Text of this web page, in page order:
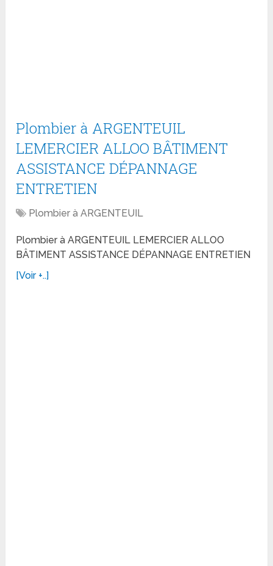
Plombier à ARGENTEUIL
LEMERCIER ALLOO BÂTIMENT
ASSISTANCE DÉPANNAGE
ENTRETIEN
Plombier à ARGENTEUIL
Plombier à ARGENTEUIL LEMERCIER ALLOO
BÂTIMENT ASSISTANCE DÉPANNAGE ENTRETIEN
[Voir +..]